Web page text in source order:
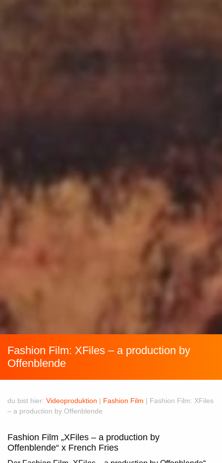
Fashion Film: XFiles – a production by
Offenblende
du bist hier: Videoproduktion | Fashion Film | Fashion Film: XFiles
– a production by Offenblende
Fashion Film „XFiles – a production by
Offenblende“ x French Fries